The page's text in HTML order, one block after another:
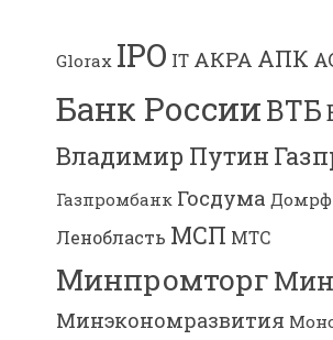
Glorax IPO IT АКРА АПК
Банк РоссииВТБ
Владимир Путин
Газпромбанк Госдума Домрф
Ленобласть МСП МТС
Минпромторг
Минэкономразвития